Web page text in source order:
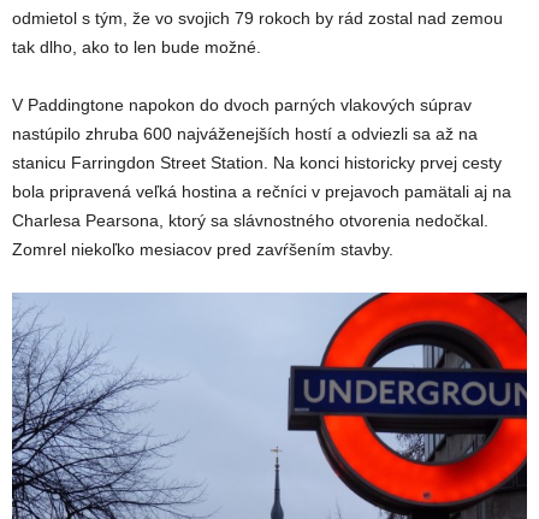
odmietol s tým, že vo svojich 79 rokoch by rád zostal nad zemou
tak dlho, ako to len bude možné.
V Paddingtone napokon do dvoch parných vlakových súprav
nastúpilo zhruba 600 najváženejších hostí a odviezli sa až na
stanicu Farringdon Street Station. Na konci historicky prvej cesty
bola pripravená veľká hostina a rečníci v prejavoch pamätali aj na
Charlesa Pearsona, ktorý sa slávnostného otvorenia nedočkal.
Zomrel niekoľko mesiacov pred zavŕšením stavby.